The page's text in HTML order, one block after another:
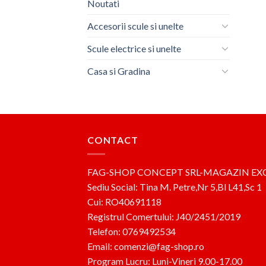
Noutati
Accesorii scule si unelte
Scule electrice si unelte
Casa si Gradina
CONTACT
FAG-SHOP CONCEPT SRL-MAGAZIN
Sediu Social: Tina M. Petre,Nr 5,Bl L41,Sc 1
Cui: RO40691118
Registrul Comertului: J40/2451/2019
Telefon: 0769492534
Email: comenzi@fag-shop.ro
Program Lucru: Luni-Vineri 9.00-17.00